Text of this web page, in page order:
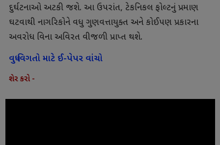
દુર્ઘટનાઓ અટકી જશે. આ ઉપરાંત, ટેકનિકલ ફોલ્ટનું પ્રમાણ
ઘટવાથી નાગરિકોને વધુ ગુણવત્તાયુક્ત અને કોઈપણ પ્રકારના
અવરોધ વિના અવિરત વીજળી પ્રાપ્ત થશે.
વધુ વિગતો માટે ઈ-પેપર વાંચો
શેર કરો -